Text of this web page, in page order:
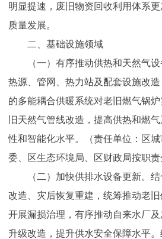
明显提速，废旧物资回收利用体系
质量发展。
二、基础设施领域
（一）有序推动供热和天然气设
热源、管网、热力站及配套设施改
的多能耦合供暖系统对老旧燃气锅
旧天然气管线改造，提高供热和燃
性和智能化水平。（责任单位：区
委、区生态环境局、区财政局按职责
（二）加快供排水设备更新。结
改造、灾后恢复重建，统筹推动老旧
开展漏损治理，有序推动自来水厂
升级改造，提升供水安全保障水平